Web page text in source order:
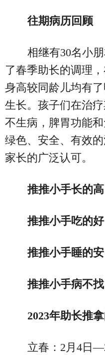
往期病历回顾
相继有30名小
了春季助长的调理
身高较同龄儿均有
生长。孩子们在治疗
不生病，脾胃功能
绿色、安全、有效
家长的广泛认可。
推推小手长的高
推推小手吃的好
推推小手睡的安
推推小手病不找
2023年助长推
立春：2月4日